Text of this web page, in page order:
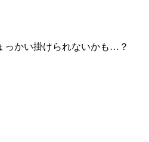
っかい掛けられないかも…？